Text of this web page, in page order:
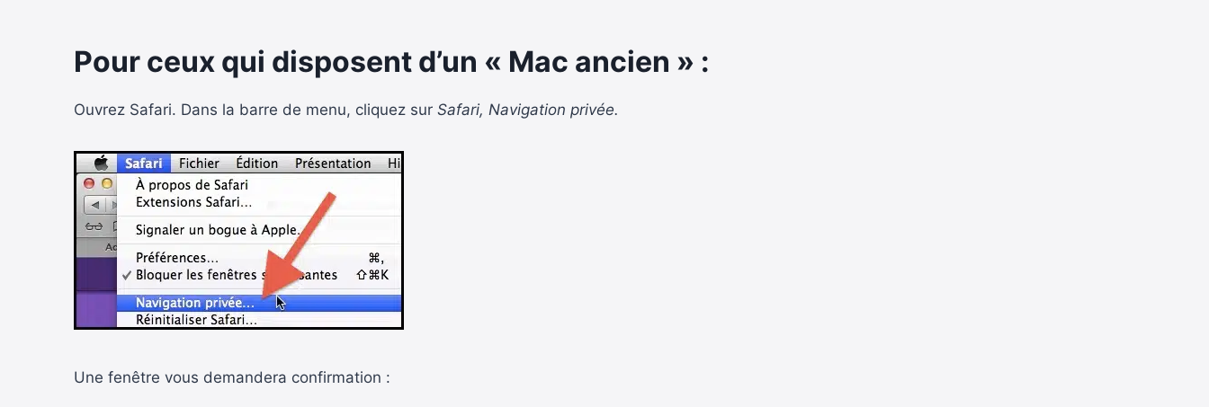
Pour ceux qui disposent d’un « Mac ancien » :
Ouvrez Safari. Dans la barre de menu, cliquez sur Safari, Navigation privée.
Une fenêtre vous demandera confirmation :